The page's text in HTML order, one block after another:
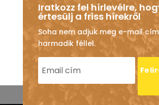
Iratkozz fel hírlevélre,
értesülj a friss hírekről
Soha nem adjuk meg e-mail
harmadik féllel.